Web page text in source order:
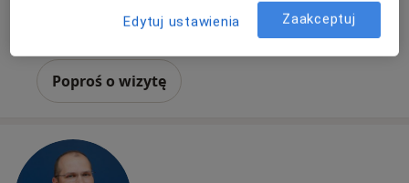
Konsultacja dermatologiczna
Specjalista nie oferuje umawiania online pod tym adresem.
Poproś o wizytę
Edytuj ustawienia Zaakceptuj